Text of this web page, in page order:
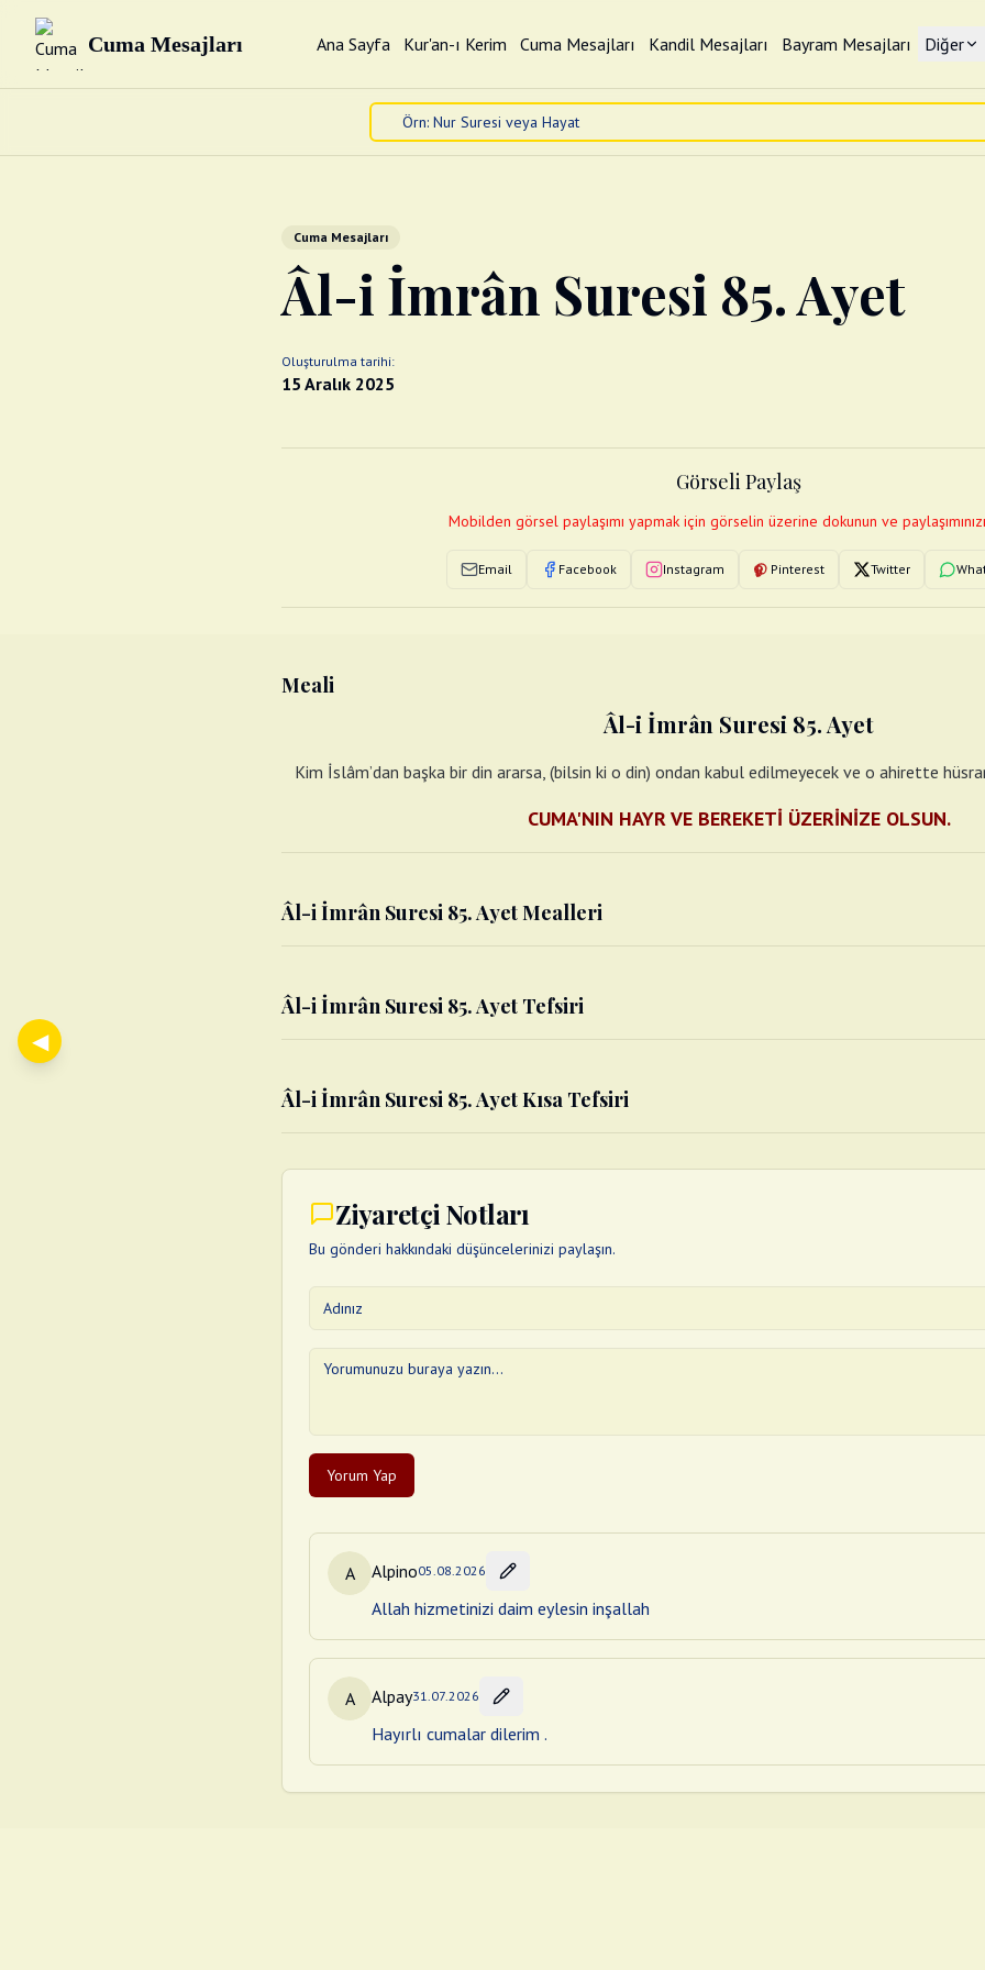
Cuma Mesajları Ana Sayfa Kur'an-ı Kerim Cuma Mesajları Kandil Mesajları Bayram Mesajları Diğer
Cuma Mesajları
Âl-i İmrân Suresi 85. Ayet
Oluşturulma tarihi:
15 Aralık 2025
Görseli Paylaş
Mobilden görsel paylaşımı yapmak için görselin üzerine dokunun ve
Email Facebook Instagram Pinterest Twitter
Meali
Âl-i İmrân Suresi 85. Ayet
Kim İslâm’dan başka bir din ararsa, (bilsin ki o din) ondan kabul edilmeyecek ve o ahirette
CUMA'NIN HAYR VE BEREKETİ ÜZERİNİZE OLSUN.
Âl-i İmrân Suresi 85. Ayet Mealleri
Âl-i İmrân Suresi 85. Ayet Tefsiri
Âl-i İmrân Suresi 85. Ayet Kısa Tefsiri
Ziyaretçi Notları
Bu gönderi hakkındaki düşüncelerinizi paylaşın.
Yorum Yap
A Alpino05.08.2026
Allah hizmetinizi daim eylesin inşallah
A Alpay31.07.2026
Hayırlı cumalar dilerim .
◀